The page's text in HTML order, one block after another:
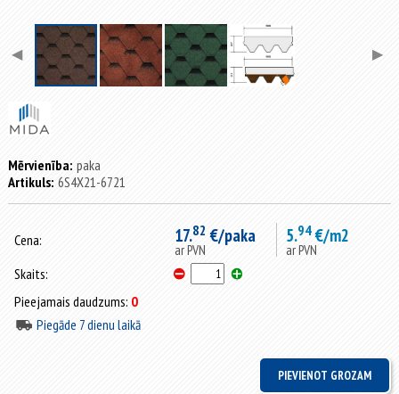
◀ ▶
Mērvienība: paka
Artikuls: 6S4X21-6721
Cena: 17.82 €/paka
ar PVN
5.94€/m2
ar PVN
Skaits:
Pieejamais daudzums: 0
Piegāde 7 dienu laikā